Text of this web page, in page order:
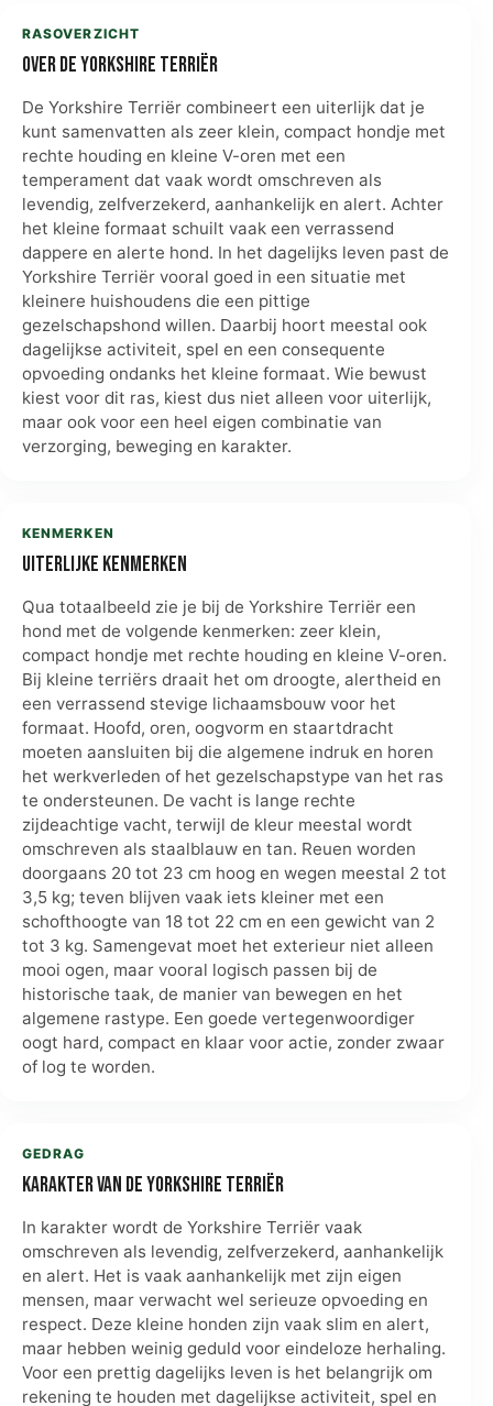
RASOVERZICHT
Over de Yorkshire Terriër
De Yorkshire Terriër combineert een uiterlijk dat je
kunt samenvatten als zeer klein, compact hondje met
rechte houding en kleine V-oren met een
temperament dat vaak wordt omschreven als
levendig, zelfverzekerd, aanhankelijk en alert. Achter
het kleine formaat schuilt vaak een verrassend
dappere en alerte hond. In het dagelijks leven past de
Yorkshire Terriër vooral goed in een situatie met
kleinere huishoudens die een pittige
gezelschapshond willen. Daarbij hoort meestal ook
dagelijkse activiteit, spel en een consequente
opvoeding ondanks het kleine formaat. Wie bewust
kiest voor dit ras, kiest dus niet alleen voor uiterlijk,
maar ook voor een heel eigen combinatie van
verzorging, beweging en karakter.
KENMERKEN
Uiterlijke kenmerken
Qua totaalbeeld zie je bij de Yorkshire Terriër een
hond met de volgende kenmerken: zeer klein,
compact hondje met rechte houding en kleine V-oren.
Bij kleine terriërs draait het om droogte, alertheid en
een verrassend stevige lichaamsbouw voor het
formaat. Hoofd, oren, oogvorm en staartdracht
moeten aansluiten bij die algemene indruk en horen
het werkverleden of het gezelschapstype van het ras
te ondersteunen. De vacht is lange rechte
zijdeachtige vacht, terwijl de kleur meestal wordt
omschreven als staalblauw en tan. Reuen worden
doorgaans 20 tot 23 cm hoog en wegen meestal 2 tot
3,5 kg; teven blijven vaak iets kleiner met een
schofthoogte van 18 tot 22 cm en een gewicht van 2
tot 3 kg. Samengevat moet het exterieur niet alleen
mooi ogen, maar vooral logisch passen bij de
historische taak, de manier van bewegen en het
algemene rastype. Een goede vertegenwoordiger
oogt hard, compact en klaar voor actie, zonder zwaar
of log te worden.
GEDRAG
Karakter van de Yorkshire Terriër
In karakter wordt de Yorkshire Terriër vaak
omschreven als levendig, zelfverzekerd, aanhankelijk
en alert. Het is vaak aanhankelijk met zijn eigen
mensen, maar verwacht wel serieuze opvoeding en
respect. Deze kleine honden zijn vaak slim en alert,
maar hebben weinig geduld voor eindeloze herhaling.
Voor een prettig dagelijks leven is het belangrijk om
rekening te houden met dagelijkse activiteit, spel en